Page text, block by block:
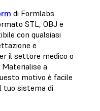
di Formlabs
STL, OBJ e
con qualsiasi
e
il settore medico o
a
motivo è facile
tuo sistema di